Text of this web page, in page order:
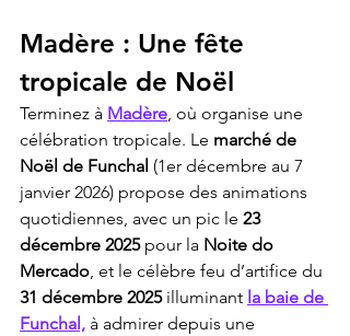
Madère : Une fête
tropicale de Noël
Terminez à Madère , où organise une
célébration tropicale. Le marché de
Noël de Funchal (1er décembre au 7
janvier 2026) propose des animations
quotidiennes, avec un pic le 23
décembre 2025 pour la Noite do
Mercado , et le célèbre feu d’artifice du
31 décembre 2025 illuminant la baie de
Funchal, à admirer depuis une